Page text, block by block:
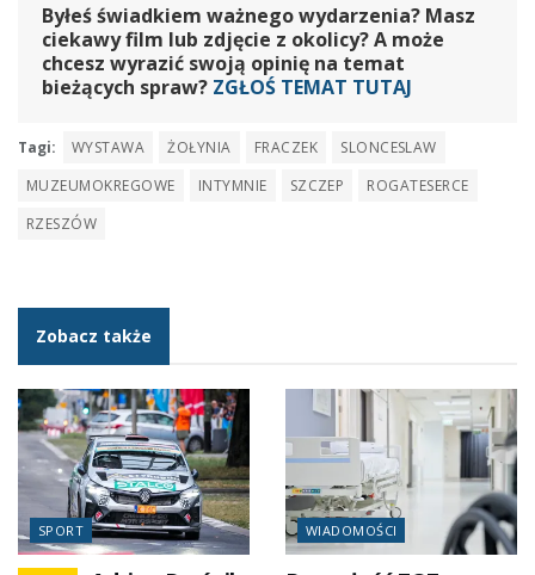
Byłeś świadkiem ważnego wydarzenia? Masz
ciekawy film lub zdjęcie z okolicy? A może
chcesz wyrazić swoją opinię na temat
bieżących spraw? ZGŁOŚ TEMAT TUTAJ
Tagi: WYSTAWA ŻOŁYNIA FRACZEK
SLONCESLAW
MUZEUMOKREGOWE
INTYMNIE SZCZEP
ROGATESERCE
RZESZÓW
Zobacz także
SPORT WIADOMOŚCI